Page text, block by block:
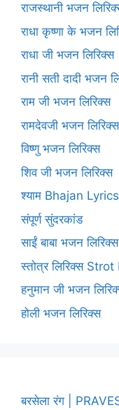
राजस्थानी भजन
राधा कृष्णा के भजन
राधा जी भजन लिरिक्स
रानी सती दादी भजन
राम जी भजन लिरिक्स
रामदेवजी भजन लिरिक्स
विष्णु भजन लिरिक्स
शिव जी भजन लिरिक्स
श्याम Bhajan Lyrics
संपूर्ण सुंदरकांड
साईं बाबा भजन लिरिक्स
स्तोत्र लिरिक्स
हनुमान जी भजन
होली भजन लिरिक्स
बरसेला रंग |